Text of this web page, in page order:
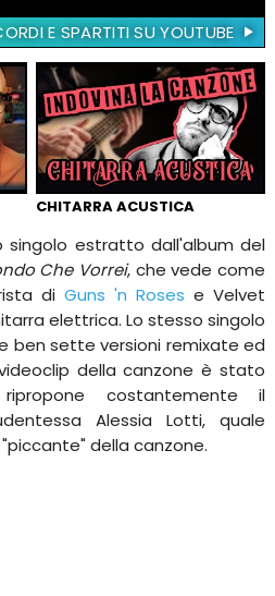
E SPARTITI SU YOUTUBE
CHITARRA ACUSTICA
singolo estratto dall'album del
Che Vorrei, che vede come
diGuns 'n Roses e Velvet
elettrica. Lo stesso singolo
ben sette versioni remixate ed
della canzone è stato
costantemente il
Alessia Lotti, quale
della canzone.